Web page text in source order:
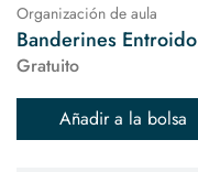
Organización de aula
Banderines Entroido
Gratuito
Añadir a la bolsa